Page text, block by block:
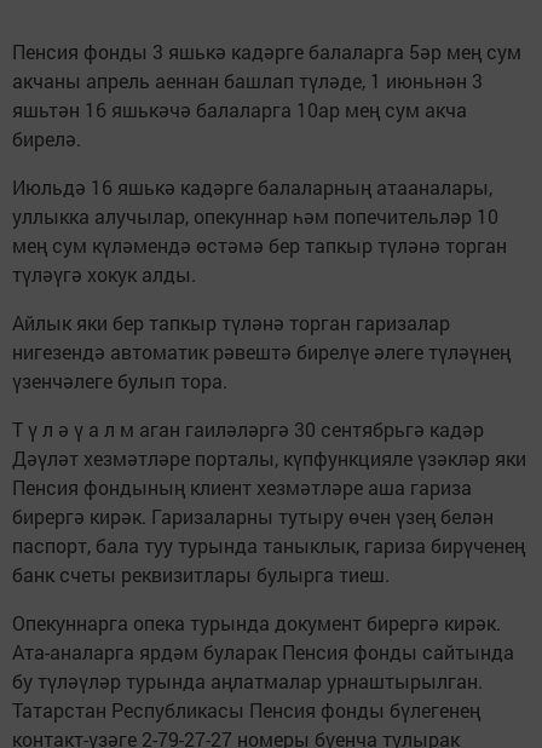
Пенсия фонды 3 яшькә кадәрге балаларга 5әр мең сум
акчаны апрель аеннан башлап түләде, 1 июньнән 3
яшьтән 16 яшькәчә балаларга 10ар мең сум акча
бирелә.
Июльдә 16 яшькә кадәрге балаларның атааналары,
уллыкка алучылар, опекуннар һәм попечительләр 10
мең сум күләмендә өстәмә бер тапкыр түләнә торган
түләүгә хокук алды.
Айлык яки бер тапкыр түләнә торган гаризалар
нигезендә автоматик рәвештә бирелүе әлеге түләүнең
үзенчәлеге булып тора.
Т ү л ә ү а л м аган гаиләләргә 30 сентябрьгә кадәр
Дәүләт хезмәтләре порталы, күпфункцияле үзәкләр яки
Пенсия фондының клиент хезмәтләре аша гариза
бирергә кирәк. Гаризаларны тутыру өчен үзең белән
паспорт, бала туу турында таныклык, гариза бирүченең
банк счеты реквизитлары булырга тиеш.
Опекуннарга опека турында документ бирергә кирәк.
Ата-аналарга ярдәм буларак Пенсия фонды сайтында
бу түләүләр турында аңлатмалар урнаштырылган.
Татарстан Республикасы Пенсия фонды бүлегенең
контакт-үзәге 2-79-27-27 номеры буенча тулырак